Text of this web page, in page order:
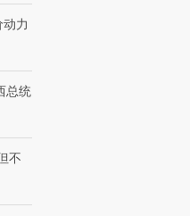
力
总统
不